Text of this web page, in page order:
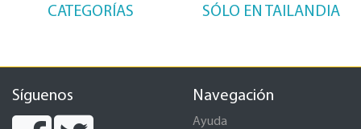
CATEGORÍAS SÓLO EN TAILANDIA
Síguenos Navegación
Ayuda